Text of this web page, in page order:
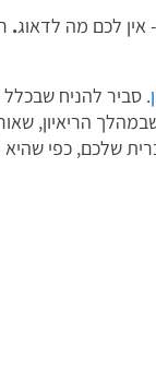
אין לכם מה לדאוג.
. סביר להניח
שלכם, כפי